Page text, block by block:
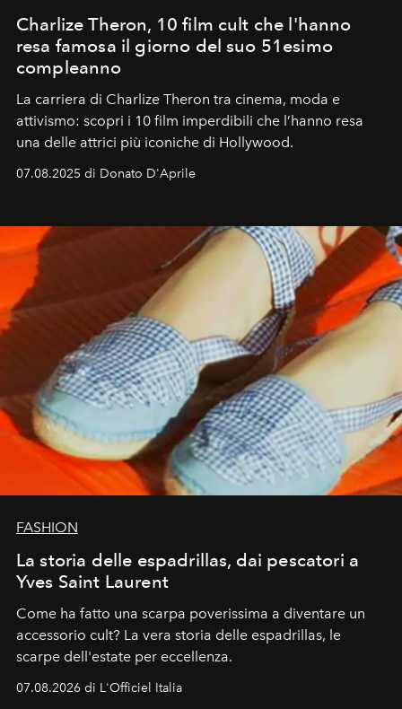
Charlize Theron, 10 film cult che l'hanno
resa famosa il giorno del suo 51esimo
compleanno
La carriera di Charlize Theron tra cinema, moda e
attivismo: scopri i 10 film imperdibili che l’hanno resa
una delle attrici più iconiche di Hollywood.
07.08.2025 di Donato D'Aprile
FASHION
La storia delle espadrillas, dai pescatori a
Yves Saint Laurent
Come ha fatto una scarpa poverissima a diventare un
accessorio cult? La vera storia delle espadrillas, le
scarpe dell'estate per eccellenza.
07.08.2026 di L'Officiel Italia